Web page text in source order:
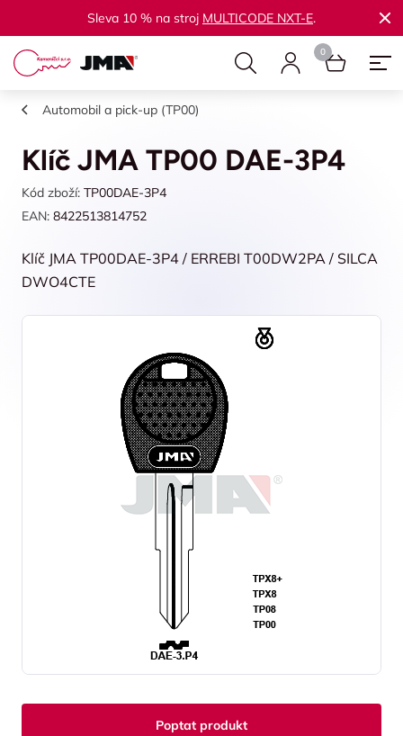
Sleva 10 % na stroj MULTICODE NXT-E.
Automobil a pick-up (TP00)
Klíč JMA TP00 DAE-3P4
Kód zboží: TP00DAE-3P4
EAN: 8422513814752
Klíč JMA TP00DAE-3P4 / ERREBI T00DW2PA / SILCA
DWO4CTE
Poptat produkt